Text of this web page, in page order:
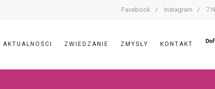
Facebook Instagram 7
AKTUALNOŚCI ZWIEDZANIE ZMYSŁY KONTAKT